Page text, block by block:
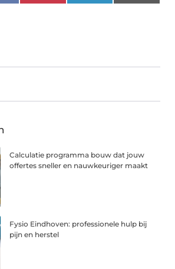
Calculatie programma bouw dat jouw
offertes sneller en nauwkeuriger maakt
Fysio Eindhoven: professionele hulp bij
pijn en herstel